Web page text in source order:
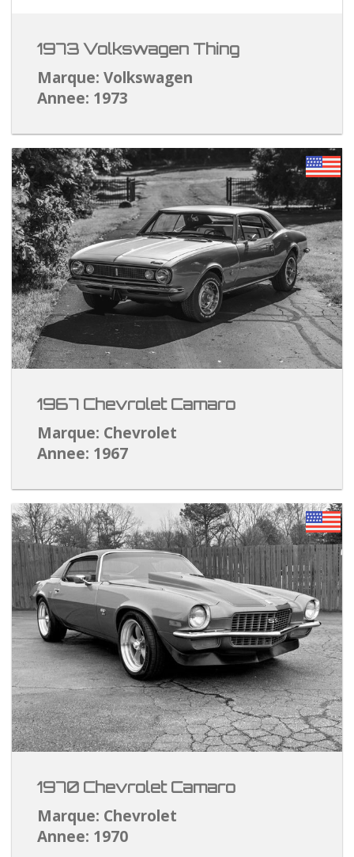
1973 Volkswagen Thing
Marque: Volkswagen
Annee: 1973
1967 Chevrolet Camaro
Marque: Chevrolet
Annee: 1967
1970 Chevrolet Camaro
Marque: Chevrolet
Annee: 1970